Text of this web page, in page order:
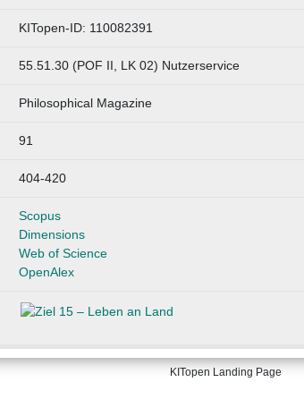
KITopen-ID: 110082391
55.51.30 (POF II, LK 02) Nutzerservice
Philosophical Magazine
91
404-420
Scopus
Dimensions
Web of Science
OpenAlex
KITopen Landing Page